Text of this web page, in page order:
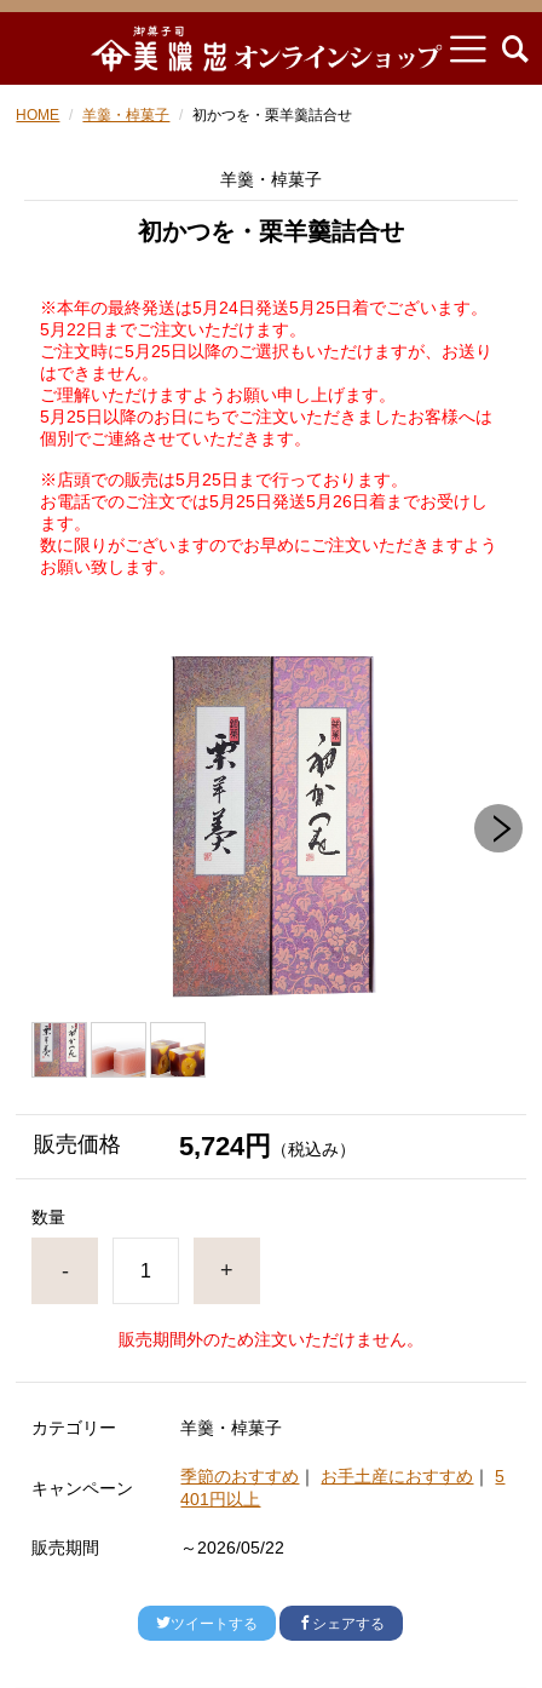
HOME 羊羹・棹菓子 初かつを・栗羊羹詰合せ
羊羹・棹菓子
初かつを・栗羊羹詰合せ
※本年の最終発送は5月24日発送5月25日着でございます。
5月22日までご注文いただけます。
ご注文時に5月25日以降のご選択もいただけますが、お送り
はできません。
ご理解いただけますようお願い申し上げます。
5月25日以降のお日にちでご注文いただきましたお客様へは
個別でご連絡させていただきます。
※店頭での販売は5月25日まで行っております。
お電話でのご注文では5月25日発送5月26日着までお受けし
ます。
数に限りがございますのでお早めにご注文いただきますよう
お願い致します。
販売価格 5,724円 （税込み）
数量
- +
販売期間外のため注文いただけません。
カテゴリー 羊羹・棹菓子
キャンペーン
季節のおすすめ ｜ お手土産におすすめ ｜5
401円以上
販売期間 ～2026/05/22
ツイートする シェアする